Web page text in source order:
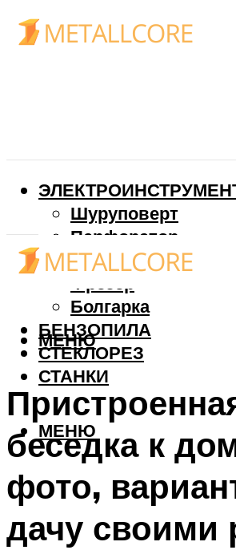
Шуруповерт
Перфоратор
Дрель
Фрезер
Болгарка
БЕНЗОПИЛА
СТЕКЛОРЕЗ
СТАНКИ
МЕНЮ
МЕНЮ
беседка к
фото,
дачу своими